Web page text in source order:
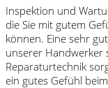
Inspektion und
die Sie mit gutem
können. Eine sehr
unserer Handwerker
Reparaturtechnik
ein gutes Gefühl